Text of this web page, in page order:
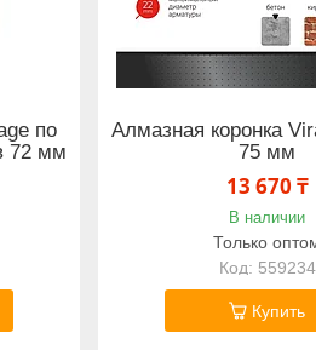
по
72 мм
Алмазная коронка
75 мм
13 670 ₸
В наличии
Только
559234
Купить